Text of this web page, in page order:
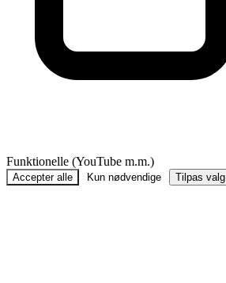
Funktionelle (YouTube m.m.)
Accepter alle Kun nødvendige Tilpas valg